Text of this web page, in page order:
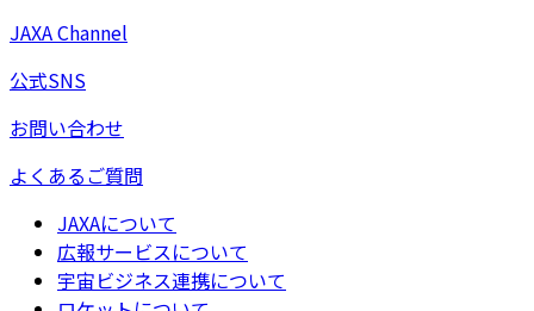
JAXA Channel
公式SNS
お問い合わせ
よくあるご質問
JAXAについて
広報サービスについて
宇宙ビジネス連携について